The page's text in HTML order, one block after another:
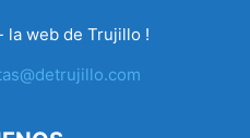
la web de Trujillo !